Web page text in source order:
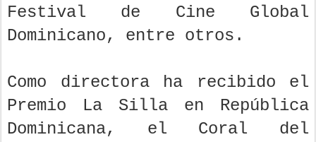
Festival de Cine Global
Dominicano, entre otros.
Como directora ha recibido el
Premio La Silla en República
Dominicana, el Coral del